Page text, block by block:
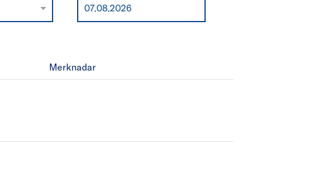
Merknadar